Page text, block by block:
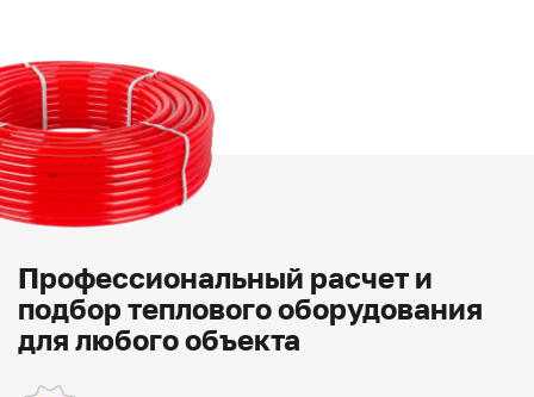
Профессиональный расчет и
подбор теплового оборудования
для любого объекта